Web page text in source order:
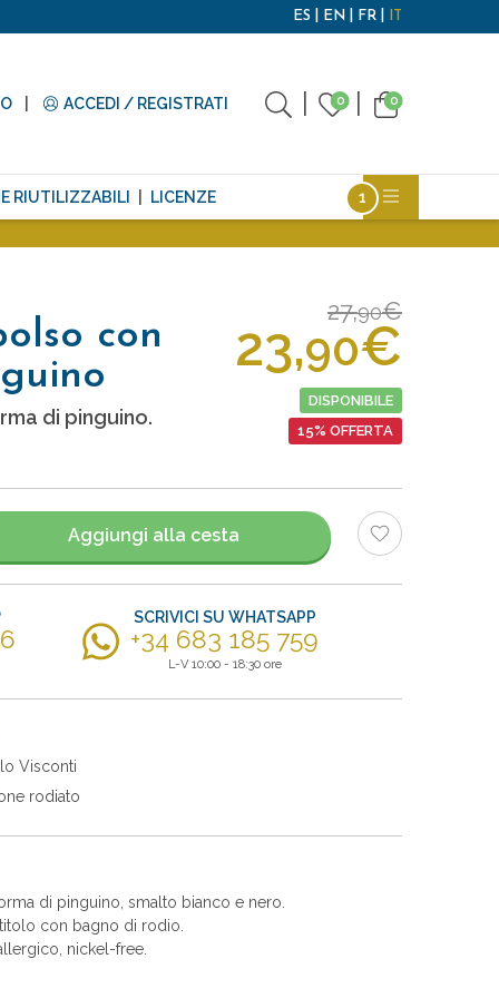
ES EN FR IT
ACCEDI / REGISTRATI 0 0
RIUTILIZZABILI LICENZE
con
di pinguino.
27,90€
23,90€
DISPONIBILE
15% OFFERTA
Aggiungi alla cesta
SCRIVICI SU WHATSAPP
+34 683 185 759
L-V 10:00 - 18:30 ore
Visconti
rodiato
di pinguino, smalto bianco e nero.
con bagno di rodio.
nickel-free.